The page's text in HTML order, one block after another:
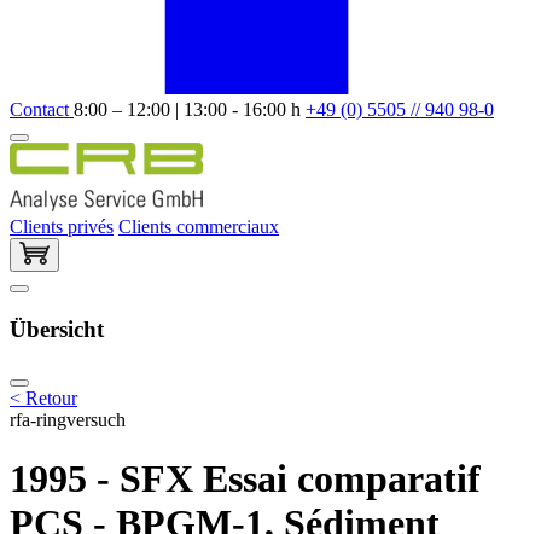
Contact 8:00 – 12:00 | 13:00 - 16:00 h +49 (0) 5505 // 940 98-0
Clients privés Clients commerciaux
Übersicht
< Retour
rfa-ringversuch
1995 - SFX Essai comparatif
PCS - BPGM-1, Sédiment